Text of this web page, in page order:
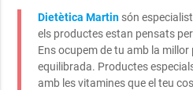
Dietètica Martinsón
els productes estan pensats
Ens ocupem de tu amb la
equilibrada. Productes
amb les vitamines que el teu